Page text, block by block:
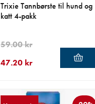
Trixie Tannbørste til hund og
katt 4-pakk
47.20 kr
59.00 kr